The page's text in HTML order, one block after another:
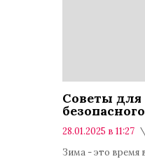
Советы
28.01.2025 в 11:27
Зима - это время